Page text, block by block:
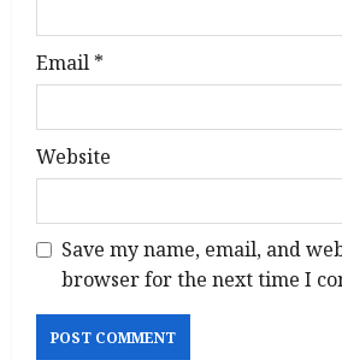
Email *
Website
Save my name, email, and
browser for the next time I